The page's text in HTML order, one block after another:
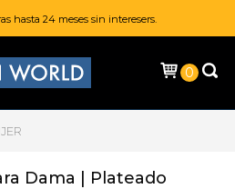
hasta 24 meses sin interesers.
0
Dama | Plateado